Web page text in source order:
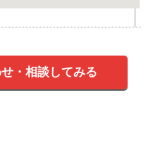
・相談してみる